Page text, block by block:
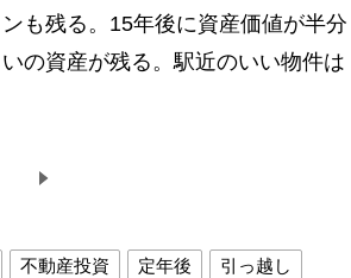
も残る。15年後に資産価値が半分
の資産が残る。駅近のいい物件は
不動産投資 定年後
引っ越し